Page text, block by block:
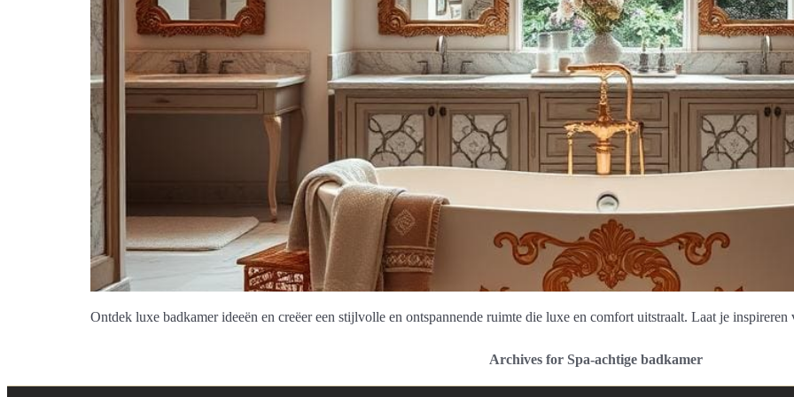
Ontdek luxe badkamer ideeën en creëer een stijlvolle en ontspannende ruimte die luxe en comfort uitstraalt. Laat je
Archives for Spa-achtige badkamer